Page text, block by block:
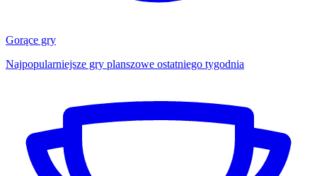
Gorące gry
Najpopularniejsze gry planszowe ostatniego tygodnia